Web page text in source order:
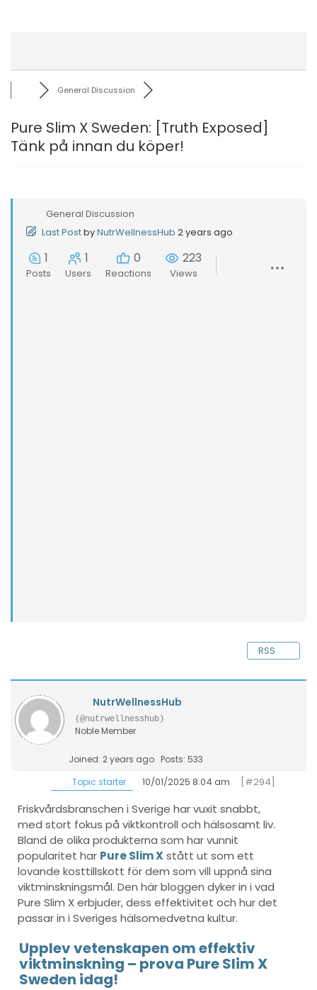
General Discussion
Pure Slim X Sweden: [Truth Exposed]
Tänk på innan du köper!
General Discussion
Last PostbyNutrWellnessHub 2 years ago
1
Posts
1
Users
0
Reactions
223
Views
RSS
NutrWellnessHub
(@nutrwellnesshub)
Noble Member
Joined: 2 years ago Posts: 533
Topic starter
10/01/2025 8:04 am [#294]
Friskvårdsbranschen i Sverige har vuxit snabbt,
med stort fokus på viktkontroll och hälsosamt liv.
Bland de olika produkterna som har vunnit
popularitet har Pure Slim X stått ut som ett
lovande kosttillskott för dem som vill uppnå sina
viktminskningsmål. Den här bloggen dyker in i vad
Pure Slim X erbjuder, dess effektivitet och hur det
passar in i Sveriges hälsomedvetna kultur.
Upplev vetenskapen om effektiv
viktminskning – prova Pure Slim X
Sweden idag!